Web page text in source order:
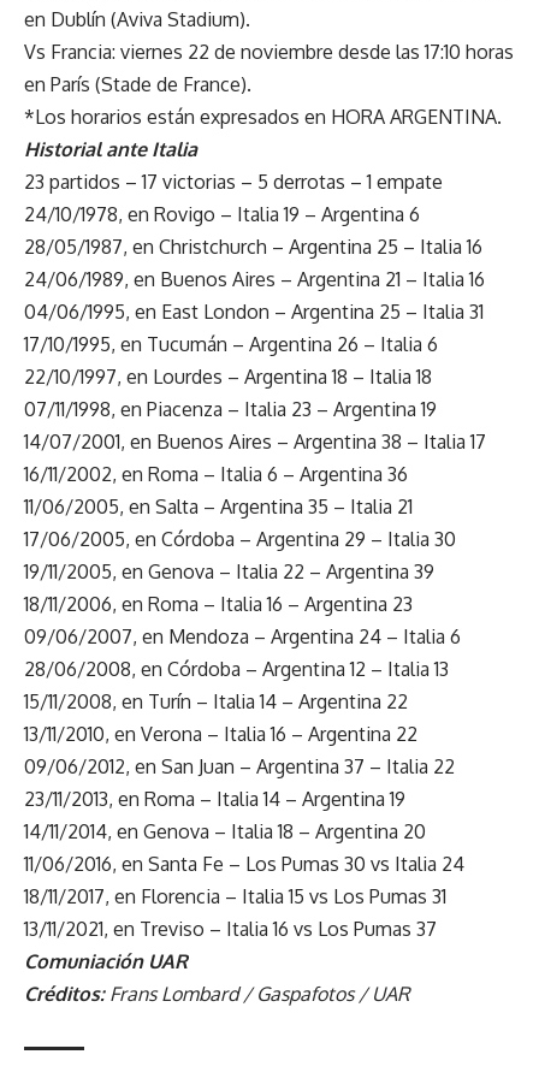
en Dublín (Aviva Stadium).
Vs Francia: viernes 22 de noviembre desde las 17:10 horas
en París (Stade de France).
*Los horarios están expresados en HORA ARGENTINA.
Historial ante Italia
23 partidos – 17 victorias – 5 derrotas – 1 empate
24/10/1978, en Rovigo – Italia 19 – Argentina 6
28/05/1987, en Christchurch – Argentina 25 – Italia 16
24/06/1989, en Buenos Aires – Argentina 21 – Italia 16
04/06/1995, en East London – Argentina 25 – Italia 31
17/10/1995, en Tucumán – Argentina 26 – Italia 6
22/10/1997, en Lourdes – Argentina 18 – Italia 18
07/11/1998, en Piacenza – Italia 23 – Argentina 19
14/07/2001, en Buenos Aires – Argentina 38 – Italia 17
16/11/2002, en Roma – Italia 6 – Argentina 36
11/06/2005, en Salta – Argentina 35 – Italia 21
17/06/2005, en Córdoba – Argentina 29 – Italia 30
19/11/2005, en Genova – Italia 22 – Argentina 39
18/11/2006, en Roma – Italia 16 – Argentina 23
09/06/2007, en Mendoza – Argentina 24 – Italia 6
28/06/2008, en Córdoba – Argentina 12 – Italia 13
15/11/2008, en Turín – Italia 14 – Argentina 22
13/11/2010, en Verona – Italia 16 – Argentina 22
09/06/2012, en San Juan – Argentina 37 – Italia 22
23/11/2013, en Roma – Italia 14 – Argentina 19
14/11/2014, en Genova – Italia 18 – Argentina 20
11/06/2016, en Santa Fe – Los Pumas 30 vs Italia 24
18/11/2017, en Florencia – Italia 15 vs Los Pumas 31
13/11/2021, en Treviso – Italia 16 vs Los Pumas 37
Comuniación UAR
Créditos: Frans Lombard / Gaspafotos / UAR